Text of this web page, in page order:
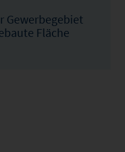
Gewerbegebiet
Fläche